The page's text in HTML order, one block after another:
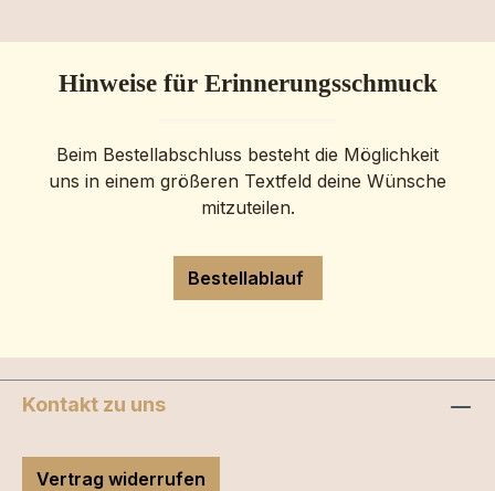
Hinweise für Erinnerungsschmuck
Beim Bestellabschluss besteht die Möglichkeit
uns in einem größeren Textfeld deine Wünsche
mitzuteilen.
Bestellablauf
Kontakt zu uns
Vertrag widerrufen